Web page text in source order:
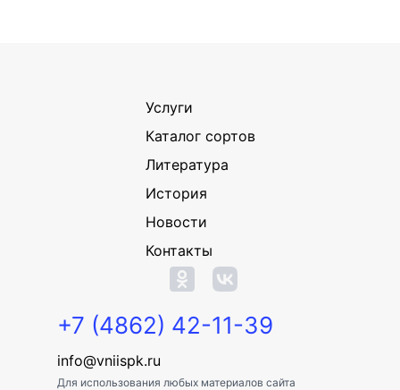
Услуги
Каталог сортов
Литература
История
Новости
Контакты
+7 (4862) 42-11-39
info@vniispk.ru
Для использования любых материалов сайта